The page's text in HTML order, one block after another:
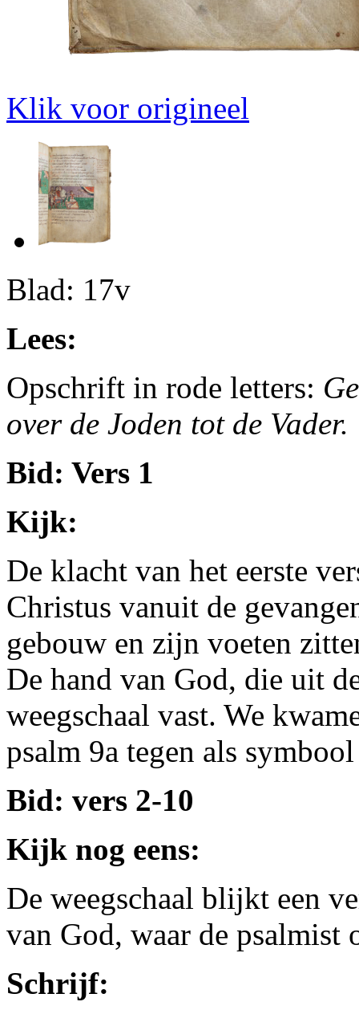
Klik voor origineel
Blad: 17v
Lees:
Opschrift in rode letters:
over de Joden tot de Vader.
Bid: Vers 1
Kijk:
De klacht van het eerste
Christus vanuit de
gebouw en zijn voeten
De hand van God, die uit
weegschaal vast. We
psalm 9a tegen als
Bid: vers 2-10
Kijk nog eens:
De weegschaal blijkt een
van God, waar de psalmist
Schrijf: